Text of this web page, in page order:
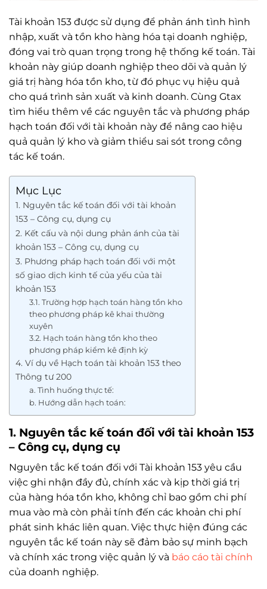
Tài khoản 153 được sử dụng để phản ánh tình hình
nhập, xuất và tồn kho hàng hóa tại doanh nghiệp,
đóng vai trò quan trọng trong hệ thống kế toán. Tài
khoản này giúp doanh nghiệp theo dõi và quản lý
giá trị hàng hóa tồn kho, từ đó phục vụ hiệu quả
cho quá trình sản xuất và kinh doanh. Cùng Gtax
tìm hiểu thêm về các nguyên tắc và phương pháp
hạch toán đối với tài khoản này để nâng cao hiệu
quả quản lý kho và giảm thiểu sai sót trong công
tác kế toán.
Mục Lục
1. Nguyên tắc kế toán đối với tài khoản
153 – Công cụ, dụng cụ
2. Kết cấu và nội dung phản ánh của tài
khoản 153 – Công cụ, dụng cụ
3. Phương pháp hạch toán đối với một
số giao dịch kinh tế của yếu của tài
khoản 153
3.1. Trường hợp hạch toán hàng tồn kho
theo phương pháp kê khai thường
xuyên
3.2. Hạch toán hàng tồn kho theo
phương pháp kiểm kê định kỳ
4. Ví dụ về Hạch toán tài khoản 153 theo
Thông tư 200
a. Tình huống thực tế:
b. Hướng dẫn hạch toán:
1. Nguyên tắc kế toán đối với tài khoản 153
– Công cụ, dụng cụ
Nguyên tắc kế toán đối với Tài khoản 153 yêu cầu
việc ghi nhận đầy đủ, chính xác và kịp thời giá trị
của hàng hóa tồn kho, không chỉ bao gồm chi phí
mua vào mà còn phải tính đến các khoản chi phí
phát sinh khác liên quan. Việc thực hiện đúng các
nguyên tắc kế toán này sẽ đảm bảo sự minh bạch
và chính xác trong việc quản lý và báo cáo tài chính
của doanh nghiệp.